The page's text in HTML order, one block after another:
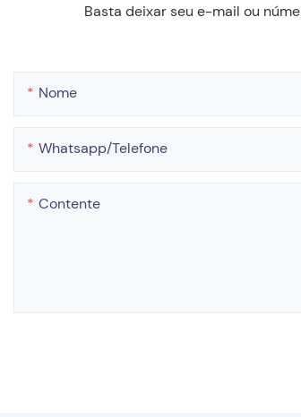
Basta deixar seu e-mail ou
Nome
Whatsapp/telefone
Contente